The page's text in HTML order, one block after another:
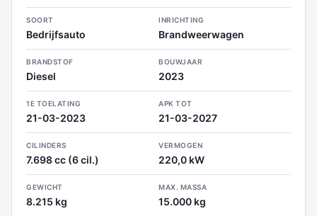
SOORT
Bedrijfsauto
INRICHTING
Brandweerwagen
BRANDSTOF
Diesel
BOUWJAAR
2023
1E TOELATING
21-03-2023
APK TOT
21-03-2027
CILINDERS
7.698 cc (6 cil.)
VERMOGEN
220,0 kW
GEWICHT
8.215 kg
MAX. MASSA
15.000 kg